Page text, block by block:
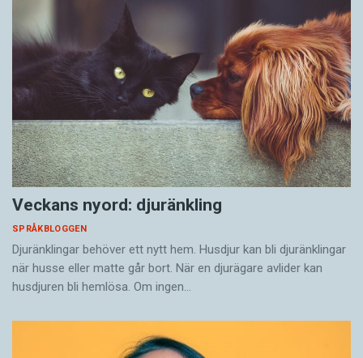
Veckans nyord: djuränkling
SPRÅKBLOGGEN
Djuränklingar behöver ett nytt hem. Husdjur kan bli djuränklingar
när husse eller matte går bort. När en djurägare avlider kan
husdjuren bli hemlösa. Om ingen…